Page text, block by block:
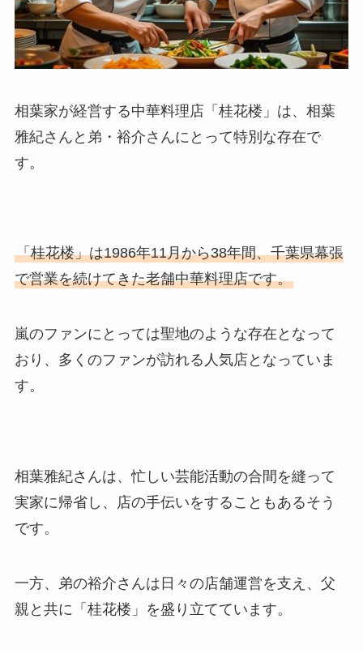
相葉家が経営する中華料理店「桂花楼」は、相葉
雅紀さんと弟・裕介さんにとって特別な存在で
す。
「桂花楼」は1986年11月から38年間、千葉県幕張
で営業を続けてきた老舗中華料理店です。
嵐のファンにとっては聖地のような存在となって
おり、多くのファンが訪れる人気店となっていま
す。
相葉雅紀さんは、忙しい芸能活動の合間を縫って
実家に帰省し、店の手伝いをすることもあるそう
です。
一方、弟の裕介さんは日々の店舗運営を支え、父
親と共に「桂花楼」を盛り立てています。